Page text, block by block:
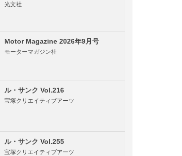
光文社
Motor Magazine 2026年9月号
モーターマガジン社
ル・サンク Vol.216
宝塚クリエイティブアーツ
ル・サンク Vol.255
宝塚クリエイティブアーツ